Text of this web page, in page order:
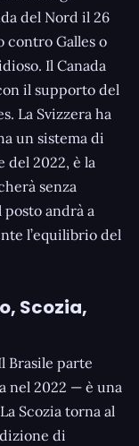
del Nord il 26
contro Galles o
Il Canada
il supporto del
La Svizzera ha
un sistema di
del 2022, è la
senza
posto andrà a
l’equilibrio del
Scozia,
Brasile parte
nel 2022 — è una
Scozia torna al
di